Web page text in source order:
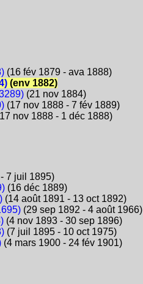
(16 fév 1879 - ava 1888)
(env 1882)
(21 nov 1884)
(17 nov 1888 - 7 fév 1889)
nov 1888 - 1 déc 1888)
- 7 juil 1895)
(16 déc 1889)
(14 août 1891 - 13 oct 1892)
(29 sep 1892 - 4 août 1966)
(4 nov 1893 - 30 sep 1896)
(7 juil 1895 - 10 oct 1975)
(4 mars 1900 - 24 fév 1901)